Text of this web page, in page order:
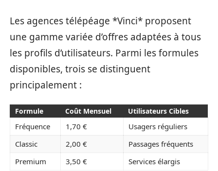
Les agences télépéage *Vinci* proposent
une gamme variée d’offres adaptées à tous
les profils d’utilisateurs. Parmi les formules
disponibles, trois se distinguent
principalement :
Formule Coût Mensuel Utilisateurs Cibles
Fréquence 1,70 €
Usagers réguliers
Classic
2,00 €
Passages fréquents
Premium
3,50 € Services élargis